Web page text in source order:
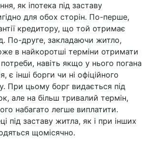
як іпотека під заставу
для обох сторін. По-перше,
кредитору, що той отримає
По-друге, закладаючи житло,
в найкоротші терміни отримати
потреби, навіть якщо у нього погана
є інші борги чи ні офіційного
При цьому борг видається під
але на більш тривалий термін,
набагато легше виплатити.
під заставу житла, як і при інших
щомісячно.